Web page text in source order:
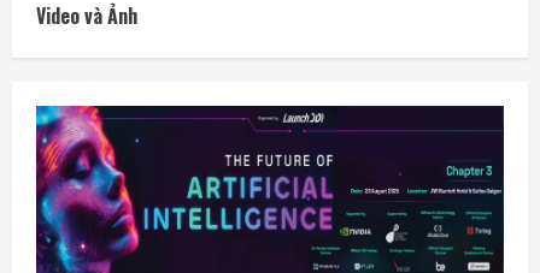
Video và Ảnh